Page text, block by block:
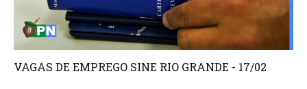
VAGAS DE EMPREGO SINE RIO GRANDE - 17/02